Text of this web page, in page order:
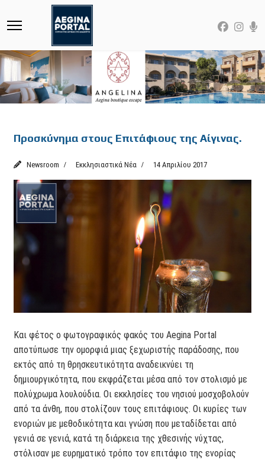
Προσκύνημα στους Επιτάφιους της Αίγινας.
Newsroom Εκκλησιαστικά Νέα 14 Απριλίου 2017
Και φέτος ο φωτογραφικός φακός του Aegina Portal
αποτύπωσε την ομορφιά μιας ξεχωριστής παράδοσης, που
εκτός από τη θρησκευτικότητα αναδεικνύει τη
δημιουργικότητα, που εκφράζεται μέσα από τον στολισμό με
πολύχρωμα λουλούδια. Οι εκκλησίες του νησιού μοσχοβολούν
από τα άνθη, που στολίζουν τους επιτάφιους. Οι κυρίες των
ενοριών με μεθοδικότητα και γνώση που μεταδίδεται από
γενιά σε γενιά, κατά τη διάρκεια της χθεσινής νύχτας,
στόλισαν με ευρηματικό τρόπο τον επιτάφιο της ενορίας